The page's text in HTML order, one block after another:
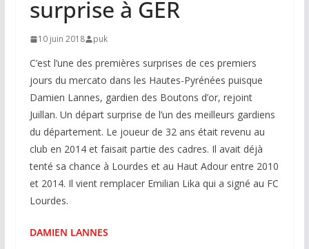
surprise à GER
10 juin 2018 puk
C’est l’une des premières surprises de ces premiers
jours du mercato dans les Hautes-Pyrénées puisque
Damien Lannes, gardien des Boutons d’or, rejoint
Juillan. Un départ surprise de l’un des meilleurs gardiens
du département. Le joueur de 32 ans était revenu au
club en 2014 et faisait partie des cadres. Il avait déjà
tenté sa chance à Lourdes et au Haut Adour entre 2010
et 2014. Il vient remplacer Emilian Lika qui a signé au FC
Lourdes.
DAMIEN LANNES